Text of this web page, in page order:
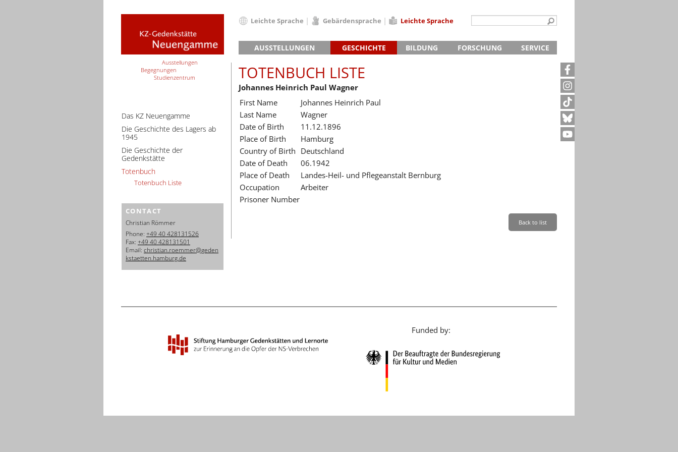
AUSSTELLUNGEN
Lager-SS
Klinkerwerk
Walther-Werke
Gefängnismauer
Haus des Gedenkens
GESCHICHTE
Die Geschichte des Lagers ab 1945
Die Geschichte der Gedenkstätte
Totenbuch
BILDUNG FORSCHUNG
SERVICE
Archivanfrage
Kurze Information
Leichte Sprache
English
Dansk
Español
Italiano
Nederlands
Português
Türkçe
Yкраїнський
Русский
עברית
Gebärdensprache Leichte Sprache
TOTENBUCH LISTE
Johannes Heinrich Paul Wagner
First Name
Johannes Heinrich Paul
Last Name
Wagner
Date of Birth
11.12.1896
Place of Birth
Hamburg
Country of Birth Deutschland
Date of Death
06.1942
Place of Death
Landes-Heil- und Pflegeanstalt Bernburg
Occupation
Arbeiter
Prisoner Number
Back to list
Ausstellungen
Begegnungen
Studienzentrum
Das KZ Neuengamme
Die Geschichte des Lagers ab
1945
Die Geschichte der
Gedenkstätte
Totenbuch
Totenbuch Liste
CONTACT
Christian Römmer
Phone: +49 40 428131526
Fax: +49 40 428131501
Email: christian.roemmer@geden
kstaetten.hamburg.de
Funded by: